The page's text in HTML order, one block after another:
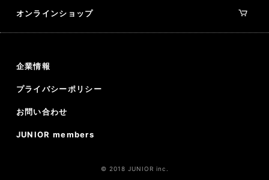
オンラインショップ
企業情報
プライバシーポリシー
お問い合わせ
JUNIOR members
© 2018 JUNIOR inc.